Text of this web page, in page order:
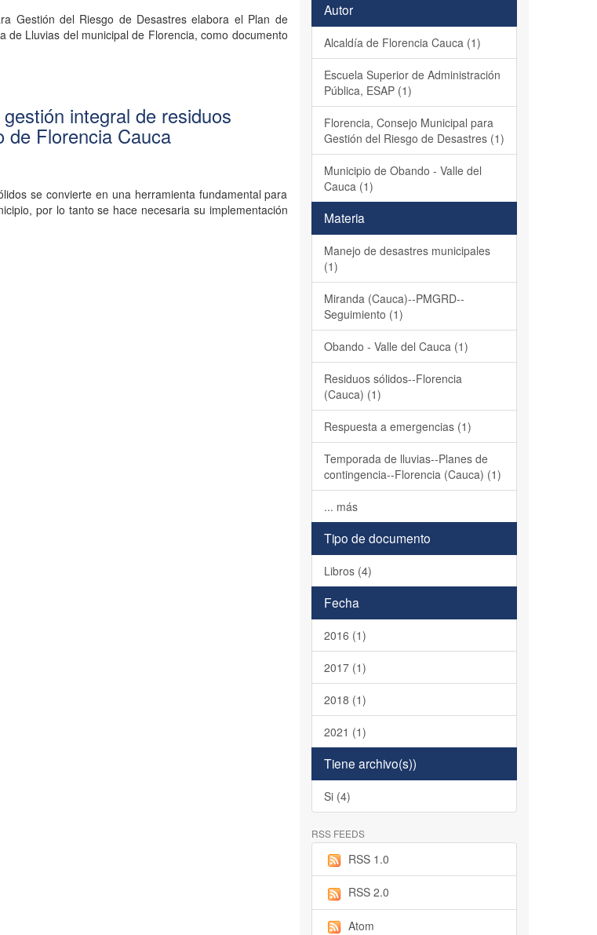
Gestión del Riesgo de Desastres elabora el Plan de
de Lluvias del municipal de Florencia, como documento
integral de residuos
de Florencia Cauca
se convierte en una herramienta fundamental para
por lo tanto se hace necesaria su implementación
Autor
Alcaldía de Florencia Cauca (1)
Escuela Superior de Administración
Pública, ESAP (1)
Florencia, Consejo Municipal para
Gestión del Riesgo de Desastres (1)
Municipio de Obando - Valle del
Cauca (1)
Materia
Manejo de desastres municipales
(1)
Miranda (Cauca)--PMGRD--
Seguimiento (1)
Obando - Valle del Cauca (1)
Residuos sólidos--Florencia
(Cauca) (1)
Respuesta a emergencias (1)
Temporada de lluvias--Planes de
contingencia--Florencia (Cauca) (1)
... más
Tipo de documento
Libros (4)
Fecha
2016 (1)
2017 (1)
2018 (1)
2021 (1)
Tiene archivo(s))
Si (4)
RSS FEEDS
RSS 1.0
RSS 2.0
Atom